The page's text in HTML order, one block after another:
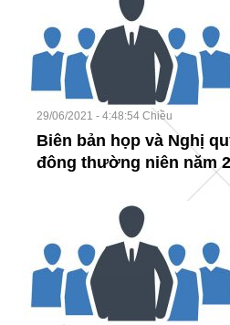
29/06/2021 - 4:48:54 Chiều
Biên bản họp và Nghị
đông thường niên năm